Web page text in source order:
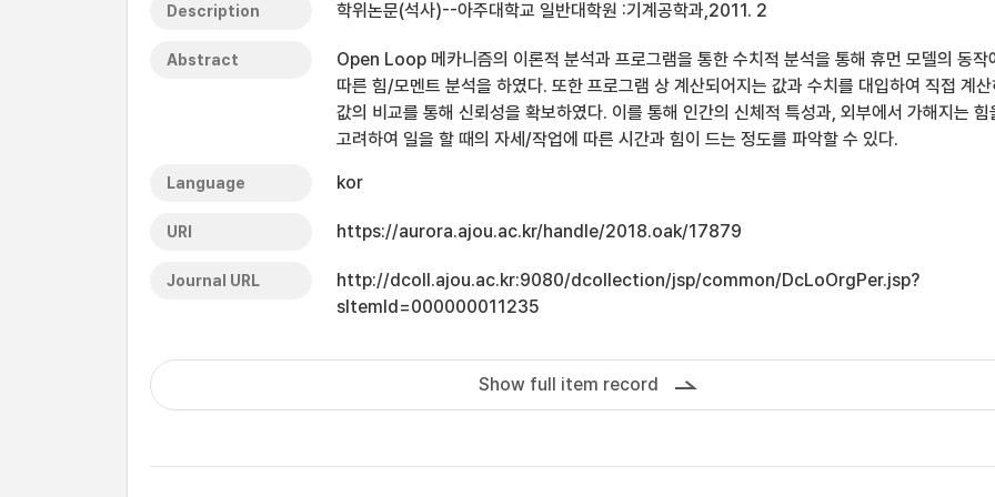
Description 학위논문(석사)--아주대학교 일반대학원 :기계공학과,2011. 2
Abstract
Open Loop 메카니즘의 이론적 분석과 프로그램을 통한 수치적 분석을 통해 휴먼 모델의 동작
따른 힘/모멘트 분석을 하였다. 또한 프로그램 상 계산되어지는 값과 수치를 대입하여 직접 계산
값의 비교를 통해 신뢰성을 확보하였다. 이를 통해 인간의 신체적 특성과, 외부에서 가해지는 힘
고려하여 일을 할 때의 자세/작업에 따른 시간과 힘이 드는 정도를 파악할 수 있다.
Language kor
URI https://aurora.ajou.ac.kr/handle/2018.oak/17879
Journal URL
http://dcoll.ajou.ac.kr:9080/dcollection/jsp/common/DcLoOrgPer.jsp?
sItemId=000000011235
Show full item record